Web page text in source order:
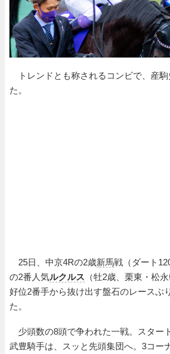
トレンドとも称されるコンビで、産
た。
25日、中京4Rの2歳新馬戦（ダート
の2番人気ルクルス （牡2歳、栗東・松
好位2番手から抜け出す盤石のレースぶ
た。
少頭数の8頭で争われた一戦。スター
武豊騎手は、スッと先頭集団へ。3コー